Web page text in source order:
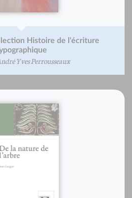
Histoire de l'écriture
Yves Perrousseaux